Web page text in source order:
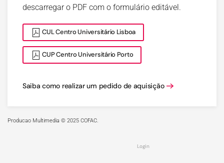
descarregar o PDF com o formulário editável.
CUL Centro Universitário Lisboa
CUP Centro Universitário Porto
Saiba como realizar um pedido de aquisição
Producao Multimedia © 2025 COFAC.
Login